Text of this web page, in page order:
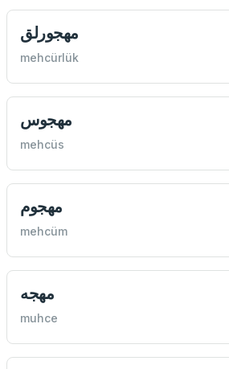
مهجورلق
mehcürlük
مهجوس
mehcüs
مهجوم
mehcüm
مهجه
muhce